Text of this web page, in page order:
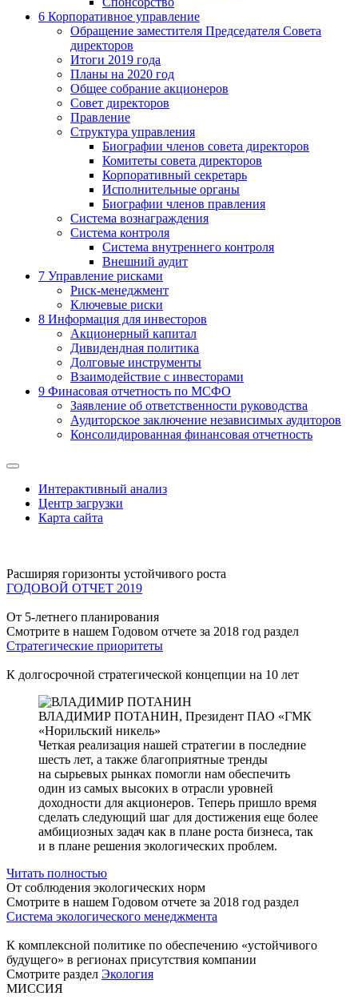
6 Корпоративное управление
Обращение заместителя Председателя Совета
директоров
Итоги 2019 года
Планы на 2020 год
Общее собрание акционеров
Совет директоров
Правление
Структура управления
Биографии членов совета директоров
Комитеты совета директоров
Корпоративный секретарь
Исполнительные органы
Биографии членов правления
Система вознаграждения
Система контроля
Система внутреннего контроля
Внешний аудит
7 Управление рисками
Риск-менеджмент
Ключевые риски
8 Информация для инвесторов
Акционерный капитал
Дивидендная политика
Долговые инструменты
Взаимодействие с инвеcторами
9 Финасовая отчетность по МСФО
Заявление об ответственности руководства
Аудиторское заключение независимых аудиторов
Консолидированная финансовая отчетность
Интерактивный анализ
Центр загрузки
Карта сайта
Расширяя горизонты устойчивого роста
ГОДОВОЙ ОТЧЕТ 2019
От 5-летнего планирования
Смотрите в нашем Годовом отчете за 2018 год раздел
Стратегические приоритеты
К долгосрочной стратегической концепции на 10 лет
ВЛАДИМИР ПОТАНИН, Президент ПАО «ГМК
«Норильский никель»
Четкая реализация нашей стратегии в последние
шесть лет, а также благоприятные тренды
на сырьевых рынках помогли нам обеспечить
один из самых высоких в отрасли уровней
доходности для акционеров. Теперь пришло время
сделать следующий шаг для достижения еще более
амбициозных задач как в плане роста бизнеса, так
и в плане решения экологических проблем.
Читать полностью
От соблюдения экологических норм
Смотрите в нашем Годовом отчете за 2018 год раздел
Система экологического менеджмента
К комплексной политике по обеспечению «устойчивого
будущего» в регионах присутствия компании
Смотрите раздел Экология
МИССИЯ